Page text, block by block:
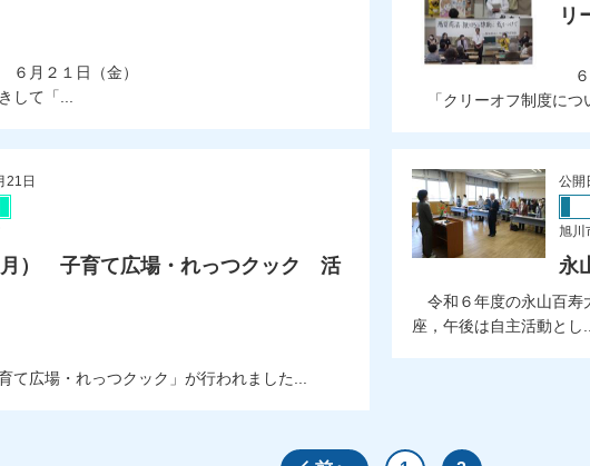
月２１日（金）
して「...
リ
６
「クリーオフ制度につ
21日
月） 子育て広場・れっつクック 活
広場・れっつクック」が行われました...
公開
旭川
永
令和６年度の永山百寿
座，午後は自主活動とし...